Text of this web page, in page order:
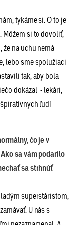
tykáme si. O to je
Môžem si to dovoliť,
že na uchu nemá
lebo sme spolužiaci
tak, aby bola
dokázali - lekári,
ľudí
čo je v
Ako sa vám podarilo
sa strhnúť
superstáristom,
U nás s